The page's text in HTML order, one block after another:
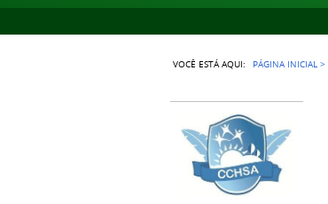
VOCÊ ESTÁ AQUI: PÁGINA INICIAL >